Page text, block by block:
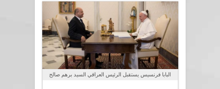
البابا فرنسيس يستقبل الرئيس العراقي السيد برهم صالح